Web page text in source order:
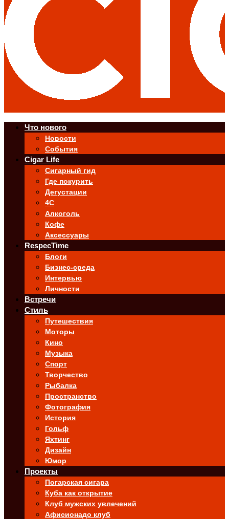
Что нового
Новости
События
Cigar Life
Сигарный гид
Где покурить
Дегустации
4C
Алкоголь
Кофе
Аксессуары
RespecTime
Блоги
Бизнес-среда
Интервью
Личности
Встречи
Стиль
Путешествия
Моторы
Кино
Музыка
Спорт
Творчество
Рыбалка
Пространство
Фотография
История
Гольф
Яхтинг
Дизайн
Юмор
Проекты
Погарская сигара
Куба как открытие
Клуб мужских увлечений
Афисионадо клуб